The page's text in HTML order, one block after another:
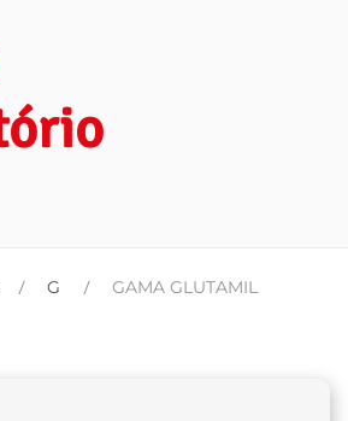
G
GAMA GLUTAMIL